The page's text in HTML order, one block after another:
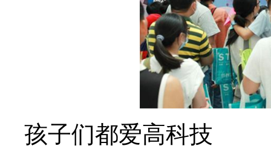
孩子们都爱高科技